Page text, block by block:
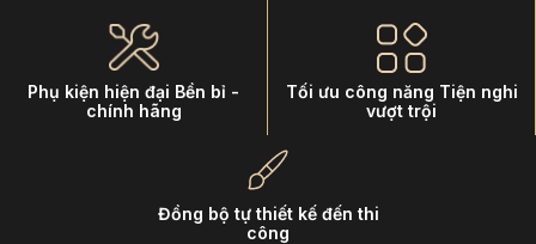
Phụ kiện hiện đại Bền bỉ -
chính hãng
Tối ưu công năng Tiện nghi
vượt trội
Đồng bộ tự thiết kế đến thi
công